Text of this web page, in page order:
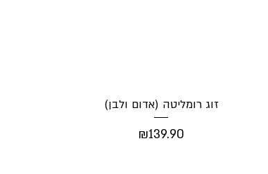
זוג רומליטה (אדום ולבן)
Price
₪139.90